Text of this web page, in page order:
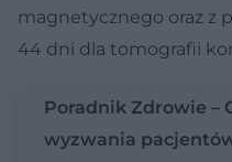
magnetycznego oraz z
44 dni dla tomografii
Poradnik Zdrowie –
wyzwania